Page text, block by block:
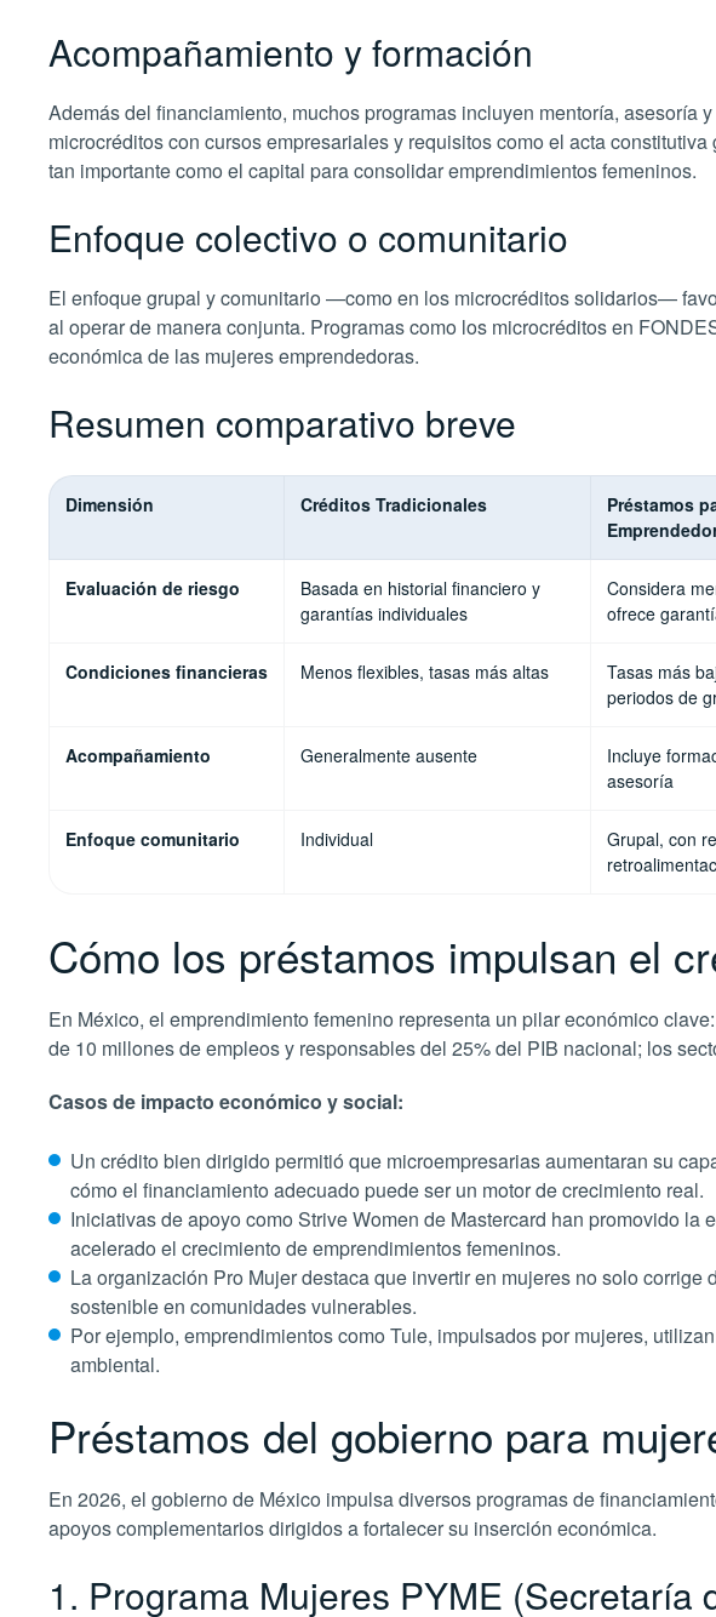
Acompañamiento y formación
Además del financiamiento, muchos programas incluyen mentoría,
microcréditos con cursos empresariales y requisitos como el acta
tan importante como el capital para consolidar emprendimientos femeninos.
Enfoque colectivo o comunitario
El enfoque grupal y comunitario —como en los microcréditos solidarios—
al operar de manera conjunta. Programas como los microcréditos en
económica de las mujeres emprendedoras.
Resumen comparativo breve
Dimensión Créditos Tradicionales
Préstamos
Evaluación de riesgo
Basada en historial financiero y
garantías individuales
Considera
ofrece
Condiciones financieras Menos flexibles, tasas más altas
Tasas más
periodos de
Acompañamiento Generalmente ausente
Incluye
asesoría
Enfoque comunitario Individual
Grupal, con
Cómo los préstamos impulsan el
En México, el emprendimiento femenino representa un pilar económico
de 10 millones de empleos y responsables del 25% del PIB nacional; los
Casos de impacto económico y social:
Un crédito bien dirigido permitió que microempresarias aumentaran su
cómo el financiamiento adecuado puede ser un motor de crecimiento real.
Iniciativas de apoyo como Strive Women de Mastercard han promovido
acelerado el crecimiento de emprendimientos femeninos.
La organización Pro Mujer destaca que invertir en mujeres no solo
sostenible en comunidades vulnerables.
Por ejemplo, emprendimientos como Tule, impulsados por mujeres,
ambiental.
Préstamos del gobierno para
En 2026, el gobierno de México impulsa diversos programas de
apoyos complementarios dirigidos a fortalecer su inserción económica.
1. Programa Mujeres PYME (Secretaría